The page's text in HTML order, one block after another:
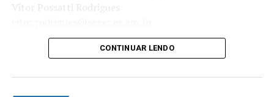
Vitor Possatti Rodrigues
CONTINUAR LENDO